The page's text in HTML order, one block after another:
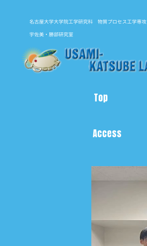
名古屋大学大学院工学研究科 物質プロセス工学専攻
宇佐美・勝部研究室
Top
Access